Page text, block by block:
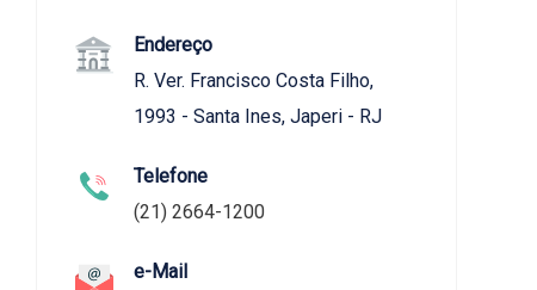
Endereço
R. Ver. Francisco Costa Filho,
1993 - Santa Ines, Japeri - RJ
Telefone
(21) 2664-1200
e-Mail